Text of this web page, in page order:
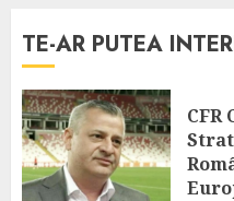
TE-AR PUTEA
CFR